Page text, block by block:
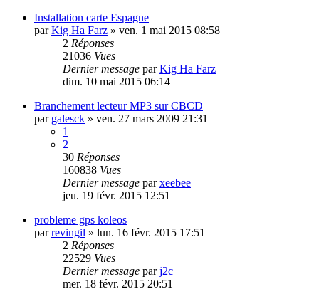
Installation carte Espagne
parKig Ha Farz » ven. 1 mai 2015 08:58
2 Réponses
21036 Vues
Dernier message parKig Ha Farz
dim. 10 mai 2015 06:14
Branchement lecteur MP3 sur CBCD
par galesck » ven. 27 mars 2009 21:31
1
2
30 Réponses
160838 Vues
Dernier message parxeebee
jeu. 19 févr. 2015 12:51
probleme gps koleos
parrevingil » lun. 16 févr. 2015 17:51
2 Réponses
22529 Vues
Dernier message parj2c
mer. 18 févr. 2015 20:51